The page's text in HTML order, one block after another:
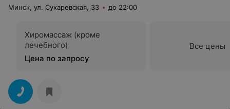
Минск, ул. Сухаревская, 33 до 22:00
Хиромассаж (кроме
лечебного)
Цена по запросу
Все цены